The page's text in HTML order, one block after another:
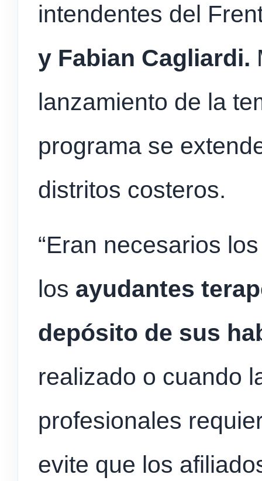
intendentes del
y Fabian Cagliardi.
lanzamiento de la
programa se
distritos costeros.
“Eran necesarios
los ayudantes
depósito de sus
realizado o cuando
profesionales
evite que los